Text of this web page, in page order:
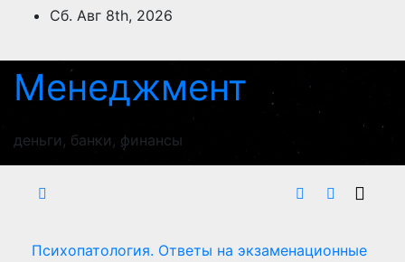
ПерейтиСб. Авг 8th, 2026
Менеджмент
деньги, банки, финансы
Психопатология. Ответы на экзаменационные